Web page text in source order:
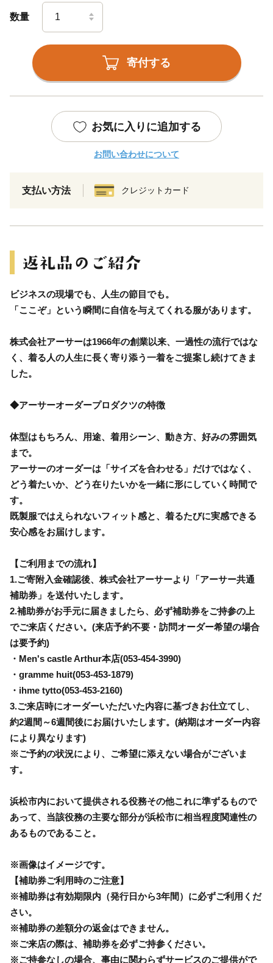
数量
寄付する
お気に入りに追加する
お問い合わせについて
支払い方法 クレジットカード
ビジネスの現場でも、人生の節目でも。
「ここぞ」という瞬間に自信を与えてくれる服があります。
株式会社アーサーは1966年の創業以来、一過性の流行ではな
く、着る人の人生に長く寄り添う一着をご提案し続けてきま
した。
◆アーサーオーダープロダクツの特徴
体型はもちろん、用途、着用シーン、動き方、好みの雰囲気
まで。
アーサーのオーダーは「サイズを合わせる」だけではなく、
どう着たいか、どう在りたいかを一緒に形にしていく時間で
す。
既製服ではえられないフィット感と、着るたびに実感できる
安心感をお届けします。
【ご利用までの流れ】
1.ご寄附入金確認後、株式会社アーサーより「アーサー共通
補助券」を送付いたします。
2.補助券がお手元に届きましたら、必ず補助券をご持参の上
でご来店ください。(来店予約不要・訪問オーダー希望の場合
は要予約)
・Men's castle Arthur本店(053-454-3990)
・gramme huit(053-453-1879)
・ihme tytto(053-453-2160)
3.ご来店時にオーダーいただいた内容に基づきお仕立てし、
約2週間～6週間後にお届けいたします。(納期はオーダー内容
により異なります)
※ご予約の状況により、ご希望に添えない場合がございま
す。
浜松市内において提供される役務その他これに準ずるもので
あって、当該役務の主要な部分が浜松市に相当程度関連性の
あるものであること。
※画像はイメージです。
【補助券ご利用時のご注意】
※補助券は有効期限内（発行日から3年間）に必ずご利用くだ
さい。
※補助券の差額分の返金はできません。
※ご来店の際は、補助券を必ずご持参ください。
※ご持参なしの場合、事由に関わらずサービスのご提供がで